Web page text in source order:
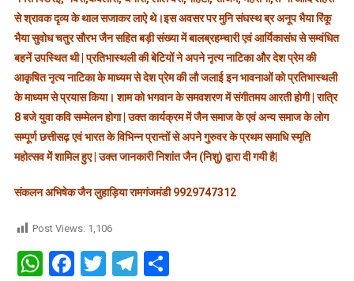
से श्रावक दृव्य के थाल सजाकर लाऐ थे।इस अवसर पर मुनि संघस्थ ब्र अनूप भैया रिंकू
भैया सुवोध चतुर सौरभ जैन सहित बड़ी संख्या में बालब्रहम्चारी एवं आर्यिकासंघ से सम्वंधित
बहनें उपस्थित थी | प्रतिभास्थली की बेटियों ने अपने नृत्य नाटिका और देश प्रेम की
आकृषित नृत्य नाटिका के माध्यम से देश प्रेम की लौ जलाई इन भावनाओं को प्रतिभास्थली
के माध्यम से प्रयास किया। शाम को भगवान के समवशरण में संगीतमय आरती होगी | रात्रि
8 बजे युवा कवि सम्मेलन होगा | उक्त कार्यक्रम में जैन समाज के एवं अन्य समाज के लोग
सम्पूर्ण छत्तीसढ़ एवं भारत के विभिन्न प्रान्तों से अपने गुरुवर के प्रथम समाधि स्मृति
महोत्सव में शामिल हुए | उक्त जानकारी निशांत जैन (निशु) द्वारा दी गयी है|
संकलन अभिषेक जैन लुहाड़िया रामगंजमंडी 9929747312
Post Views: 1,106
WhatsApp
Facebook
TwitterTelegram
Share